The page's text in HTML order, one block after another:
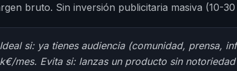
bruto. Sin inversión publicitaria masiva (10-
Ideal si: ya tienes audiencia (comunidad, prensa,
k€/mes. Evita si: lanzas un producto sin